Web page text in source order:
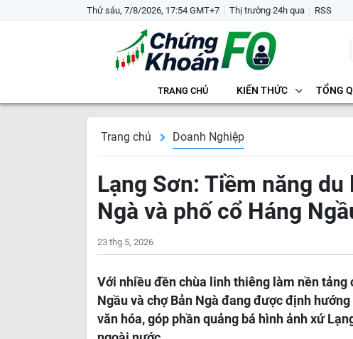
Thứ sáu, 7/8/2026, 17:54 GMT+7 Thị trường 24h qua RSS
TRANG CHỦ KIẾN THỨC TỔNG
Trang chủ Doanh Nghiệp
Lạng Sơn: Tiềm năng
Ngà và phố cổ Háng
23 thg 5, 2026
Với nhiều đền chùa linh thiêng làm nền tảng
Ngầu và chợ Bản Ngà đang được định
văn hóa, góp phần quảng bá hình ảnh xứ